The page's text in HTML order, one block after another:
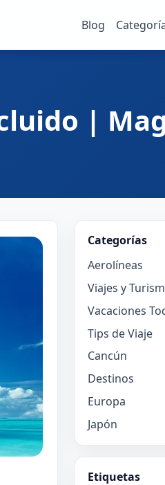
Blog
|
Categorías
Aerolíneas
Viajes y
Vacaciones
Tips de Viaje
Cancún
Destinos
Europa
Japón
Etiquetas